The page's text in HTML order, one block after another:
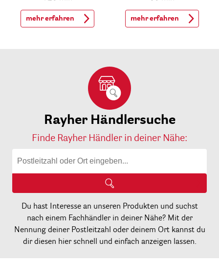
mehr erfahren mehr erfahren
Rayher Händlersuche
Finde Rayher Händler in deiner Nähe:
Du hast Interesse an unseren Produkten und suchst
nach einem Fachhändler in deiner Nähe? Mit der
Nennung deiner Postleitzahl oder deinem Ort kannst du
dir diesen hier schnell und einfach anzeigen lassen.